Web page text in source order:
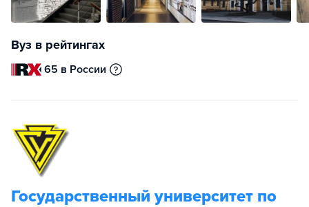
Вуз в рейтингах
65 в России
Государственный университет по